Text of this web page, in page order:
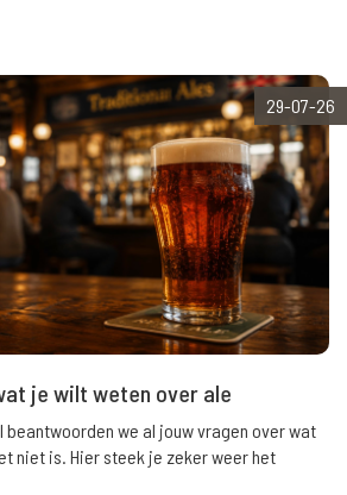
29-07-26
je wilt weten over ale
beantwoorden we al jouw vragen over wat
niet is. Hier steek je zeker weer het